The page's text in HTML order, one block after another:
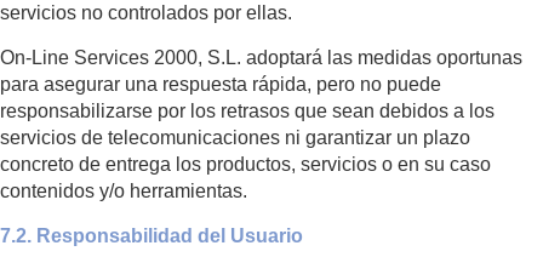
servicios no controlados por ellas.
On-Line Services 2000, S.L. adoptará las medidas oportunas
para asegurar una respuesta rápida, pero no puede
responsabilizarse por los retrasos que sean debidos a los
servicios de telecomunicaciones ni garantizar un plazo
concreto de entrega los productos, servicios o en su caso
contenidos y/o herramientas.
7.2. Responsabilidad del Usuario